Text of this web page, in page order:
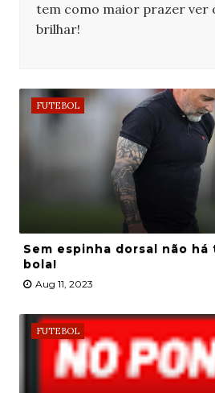
tem como maior prazer ver
brilhar!
FUTEBOL
Sem espinha dorsal não
bola!
Aug 11, 2023
FUTEBOL